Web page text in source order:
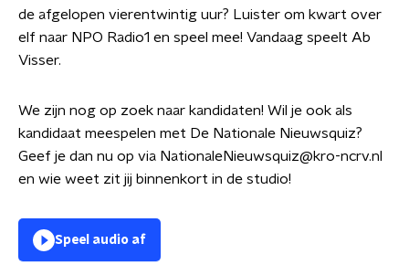
de afgelopen vierentwintig uur? Luister om kwart over
elf naar NPO Radio1 en speel mee! Vandaag speelt Ab
Visser.
We zijn nog op zoek naar kandidaten! Wil je ook als
kandidaat meespelen met De Nationale Nieuwsquiz?
Geef je dan nu op via NationaleNieuwsquiz@kro-ncrv.nl
en wie weet zit jij binnenkort in de studio!
Speel audio af